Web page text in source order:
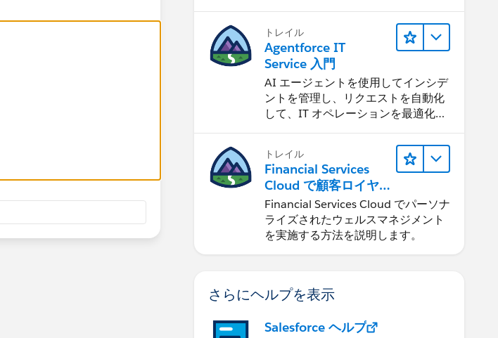
トレイル
Agentforce IT
Service 入門
AI エージェントを使用してインシデ
ントを管理し、リクエストを自動化
して、IT オペレーションを最適化す
トレイル
Financial Services
Cloud で顧客ロイヤ
ルティを促進
Financial Services Cloud でパーソナ
ライズされたウェルスマネジメント
を実施する方法を説明します。
さらにヘルプを表示
Salesforce ヘルプ